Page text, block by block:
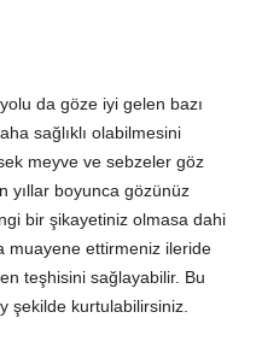
da göze iyi gelen bazı
sağlıklı olabilmesini
meyve ve sebzeler göz
yıllar boyunca gözünüz
bir şikayetiniz olmasa dahi
muayene ettirmeniz ileride
teşhisini sağlayabilir. Bu
şekilde kurtulabilirsiniz.